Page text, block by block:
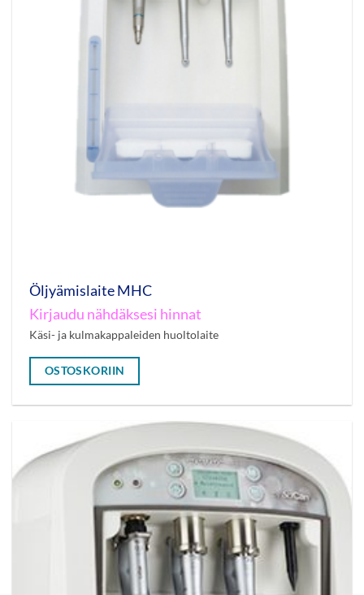
Öljyämislaite MHC
Kirjaudu nähdäksesi hinnat
Käsi- ja kulmakappaleiden huoltolaite
OSTOSKORIIN